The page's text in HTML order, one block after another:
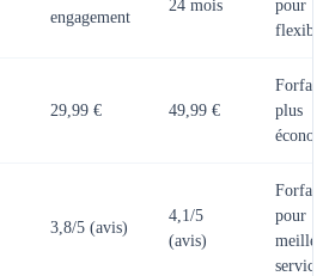
engagement
24 mois
pour
29,99 € 49,99 €
plus
3,8/5 (avis)
4,1/5
(avis)
pour
service